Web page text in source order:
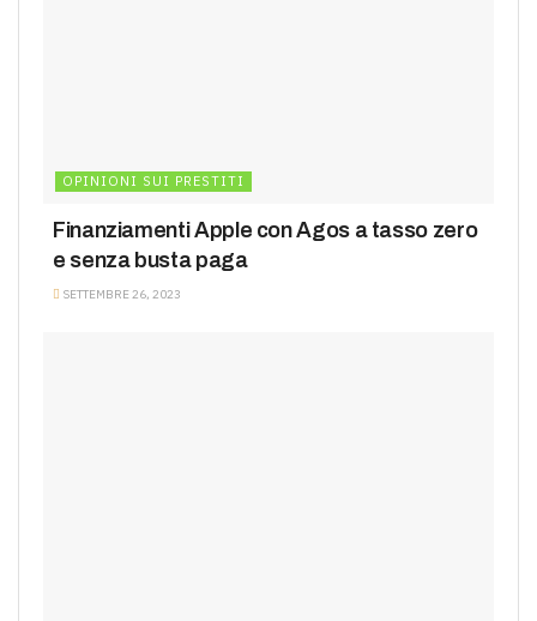
OPINIONI SUI PRESTITI
Finanziamenti Apple con Agos a tasso zero
e senza busta paga
SETTEMBRE 26, 2023